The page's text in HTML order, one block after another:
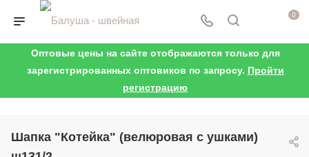
0
Оптовые цены на сайте отображаются только для
зарегистрированных оптовиков по запросу. Пройти
регистрацию
Шапка "Котейка" (велюровая с ушками)